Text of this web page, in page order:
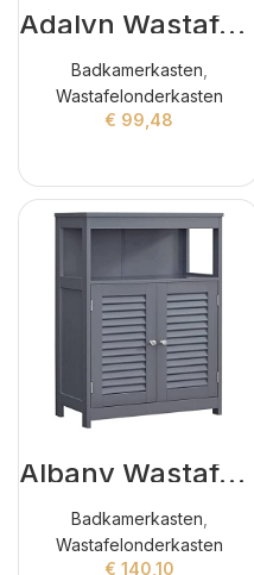
Adalyn Wastafelonderkasten Wit
Badkamerkasten
Wastafelonderkasten
€ 99,48
Albany Wastafelonderkasten Antraciet
Badkamerkasten
Wastafelonderkasten
€ 140,10